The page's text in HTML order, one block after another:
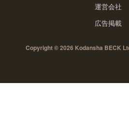
運営会社
広告掲載
Copyright © 2026 Kodansha BECK